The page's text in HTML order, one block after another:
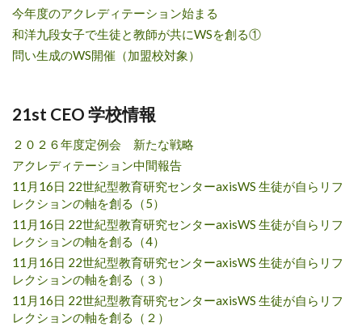
今年度のアクレディテーション始まる
和洋九段女子で生徒と教師が共にWSを創る①
問い生成のWS開催（加盟校対象）
21st CEO 学校情報
２０２６年度定例会 新たな戦略
アクレディテーション中間報告
11月16日 22世紀型教育研究センターaxisWS 生徒が自らリフ
レクションの軸を創る（5）
11月16日 22世紀型教育研究センターaxisWS 生徒が自らリフ
レクションの軸を創る（4）
11月16日 22世紀型教育研究センターaxisWS 生徒が自らリフ
レクションの軸を創る（３）
11月16日 22世紀型教育研究センターaxisWS 生徒が自らリフ
レクションの軸を創る（２）